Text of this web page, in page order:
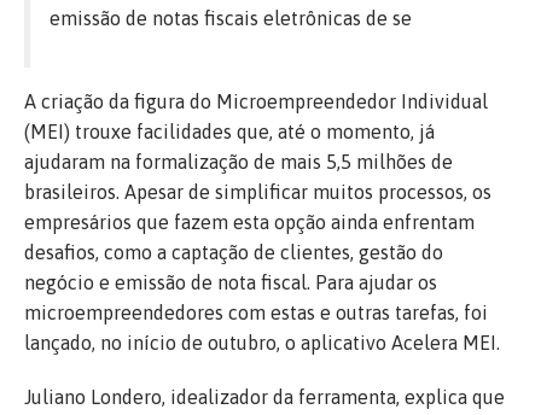
emissão de notas fiscais eletrônicas de se
A criação da figura do Microempreendedor Individual
(MEI) trouxe facilidades que, até o momento, já
ajudaram na formalização de mais 5,5 milhões de
brasileiros. Apesar de simplificar muitos processos, os
empresários que fazem esta opção ainda enfrentam
desafios, como a captação de clientes, gestão do
negócio e emissão de nota fiscal. Para ajudar os
microempreendedores com estas e outras tarefas, foi
lançado, no início de outubro, o aplicativo Acelera MEI.
Juliano Londero, idealizador da ferramenta, explica que